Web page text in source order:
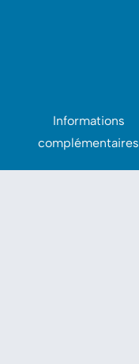
Informations
complémentaires